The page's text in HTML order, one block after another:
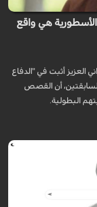
هي واقع
العزيز أثبت في "الدفاع
أن القصص
البطولية.